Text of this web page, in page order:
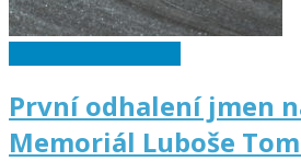
První odhalení jmen
Memoriál Luboše